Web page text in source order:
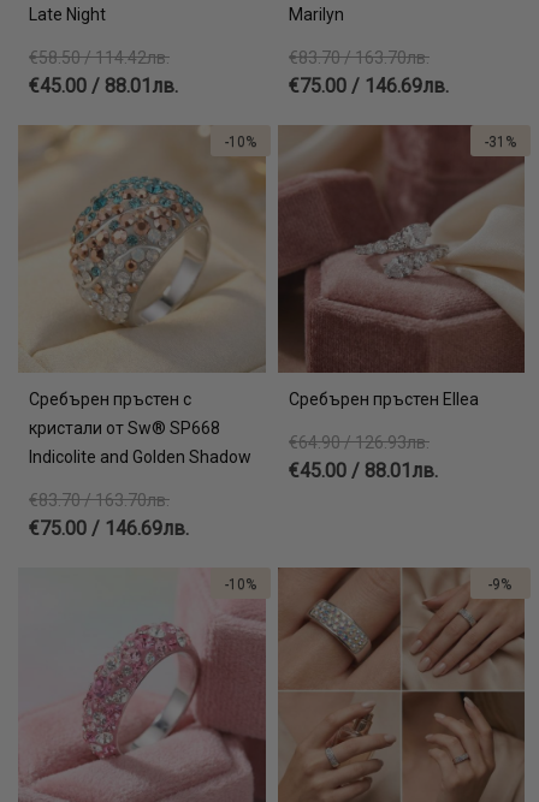
Late Night
€58.50 / 114.42лв.
€45.00 / 88.01лв.
Marilyn
€83.70 / 163.70лв.
€75.00 / 146.69лв.
Сребърен пръстен с
кристали от Sw® SP668
Indicolite and Golden Shadow
€83.70 / 163.70лв.
€75.00 / 146.69лв.
-10%
Сребърен пръстен Ellea
€64.90 / 126.93лв.
€45.00 / 88.01лв.
-31%
-10% -9%